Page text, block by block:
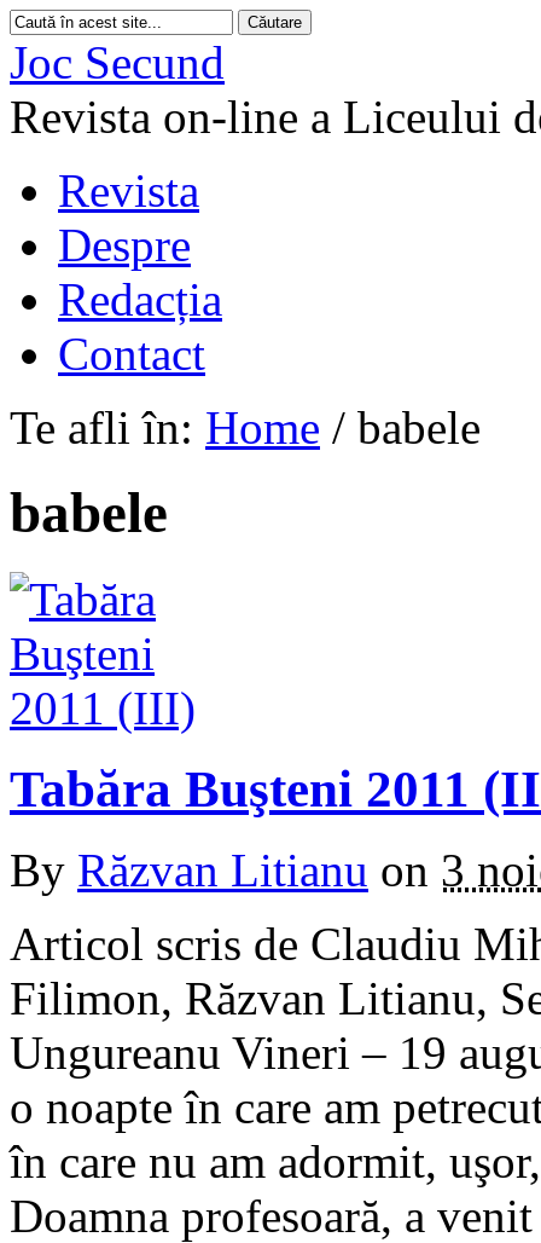
Joc Secund
Revista on-line a Liceului
Revista
Despre
Redacția
Contact
Te afli în: Home / babele
babele
Tabăra Buşteni 2011
By Răzvan Litianu on 3
Articol scris de Claudiu
Filimon, Răzvan Litianu,
Ungureanu Vineri – 19
o noapte în care am
în care nu am adormit,
Doamna profesoară, a